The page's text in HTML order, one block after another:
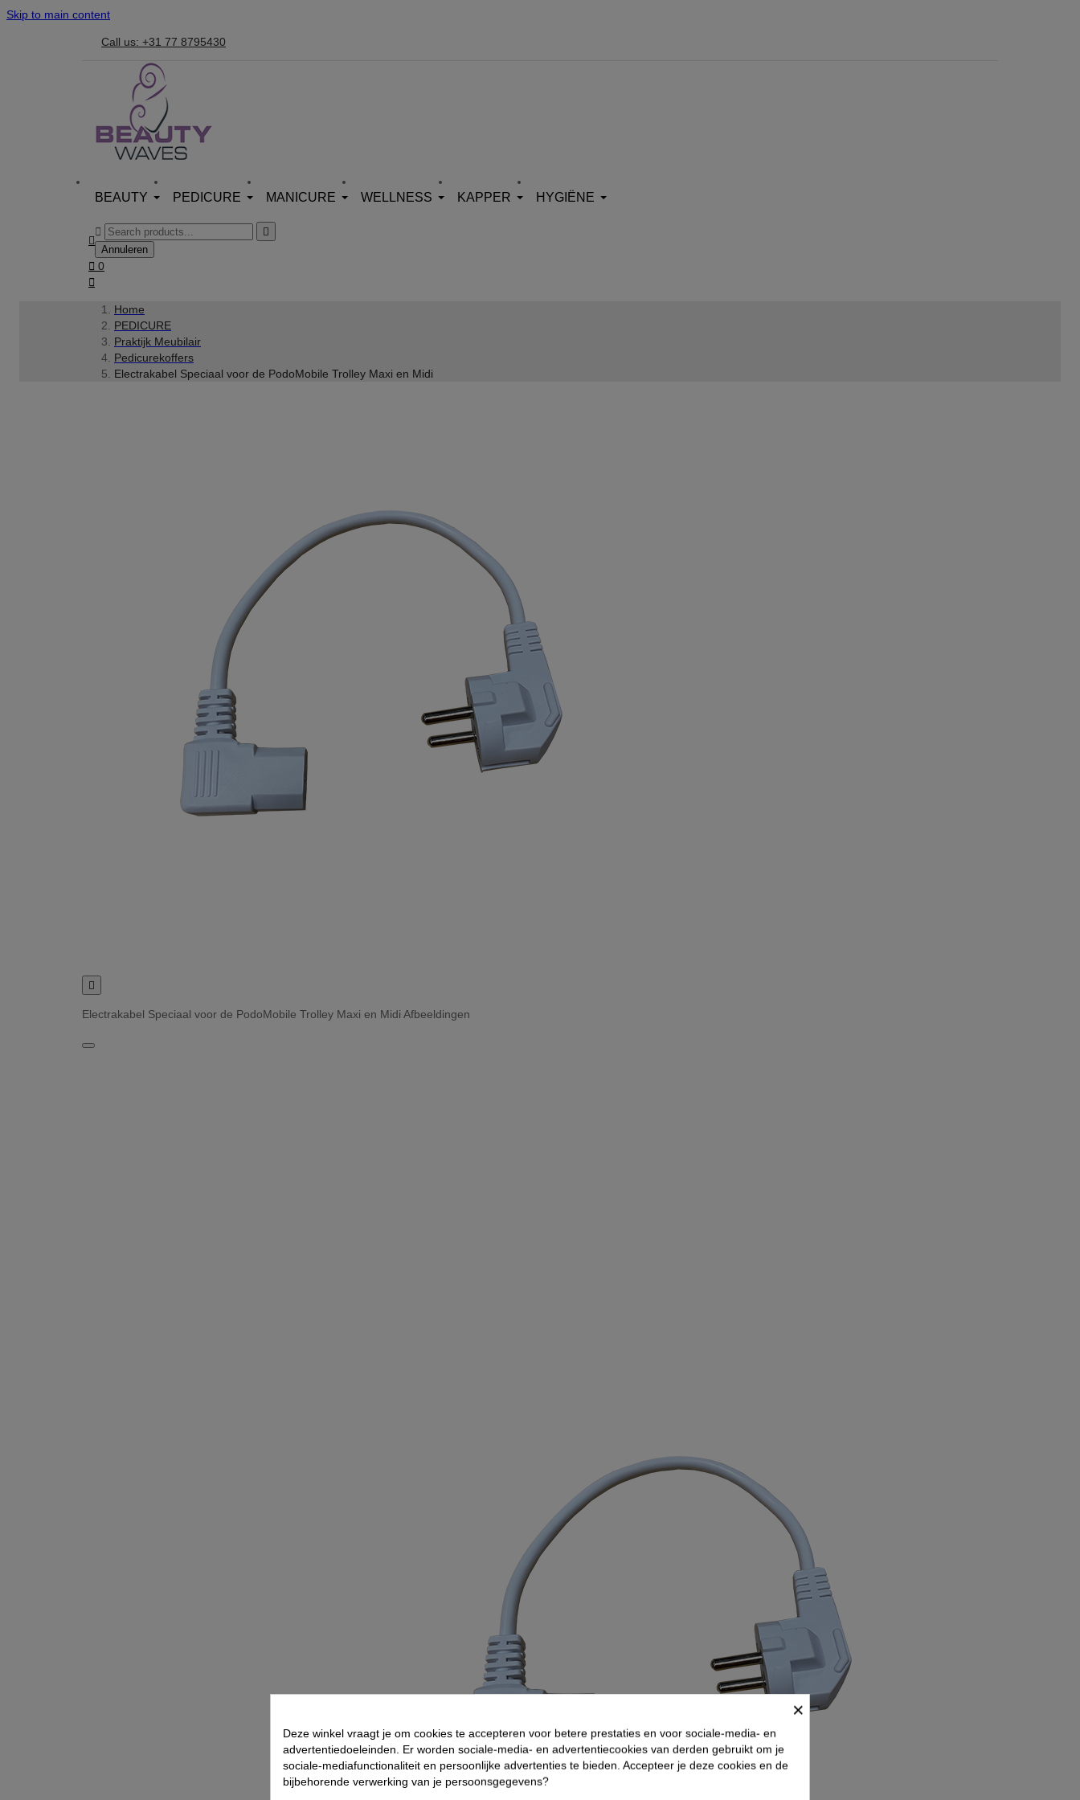
Skip to main content
Call us: +31 77 8795430
BEAUTY PEDICURE MANICURE WELLNESS KAPPER HYGIËNE



Annuleren
 0

Home
PEDICURE
Praktijk Meubilair
Pedicurekoffers
Electrakabel Speciaal voor de PodoMobile Trolley Maxi en Midi

Electrakabel Speciaal voor de PodoMobile Trolley Maxi en Midi Afbeeldingen
×
Deze winkel vraagt je om cookies te accepteren voor betere prestaties en voor sociale-media- en
advertentiedoeleinden. Er worden sociale-media- en advertentiecookies van derden gebruikt om je
sociale-mediafunctionaliteit en persoonlijke advertenties te bieden. Accepteer je deze cookies en de
bijbehorende verwerking van je persoonsgegevens?